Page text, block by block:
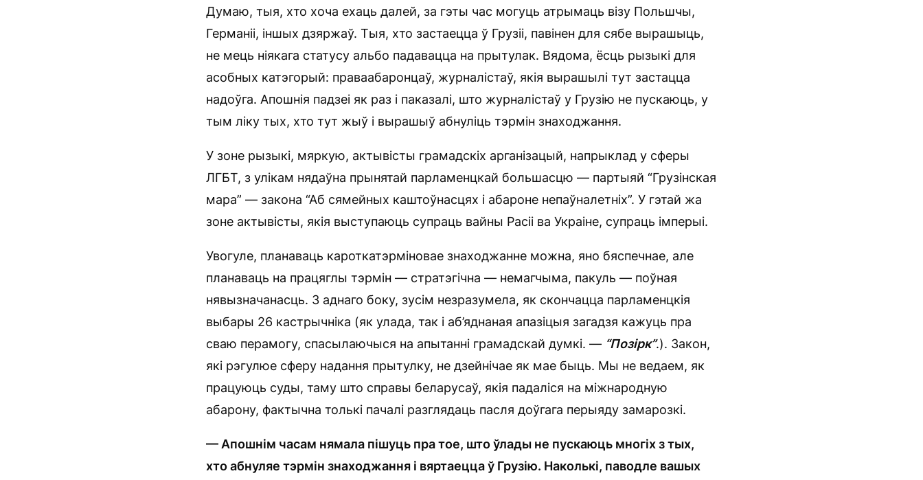
Думаю, тыя, хто хоча ехаць далей, за гэты час могуць атрымаць візу Польшчы,
Германіі, іншых дзяржаў. Тыя, хто застаецца ў Грузіі, павінен для сябе вырашыць,
не мець ніякага статусу альбо падавацца на прытулак. Вядома, ёсць рызыкі для
асобных катэгорый: праваабаронцаў, журналістаў, якія вырашылі тут застацца
надоўга. Апошнія падзеі як раз і паказалі, што журналістаў у Грузію не пускаюць, у
тым ліку тых, хто тут жыў і вырашыў абнуліць тэрмін знаходжання.
У зоне рызыкі, мяркую, актывісты грамадскіх арганізацый, напрыклад у сферы
ЛГБТ, з улікам нядаўна прынятай парламенцкай большасцю — партыяй “Грузінская
мара” — закона “Аб сямейных каштоўнасцях і абароне непаўналетніх”. У гэтай жа
зоне актывісты, якія выступаюць супраць вайны Расіі ва Украіне, супраць імперыі.
Увогуле, планаваць кароткатэрміновае знаходжанне можна, яно бяспечнае, але
планаваць на працяглы тэрмін — стратэгічна — немагчыма, пакуль — поўная
нявызначанасць. З аднаго боку, зусім незразумела, як скончацца парламенцкія
выбары 26 кастрычніка (як улада, так і аб’яднаная апазіцыя загадзя кажуць пра
сваю перамогу, спасылаючыся на апытанні грамадскай думкі. — “Позірк”.). Закон,
які рэгулюе сферу надання прытулку, не дзейнічае як мае быць. Мы не ведаем, як
працуюць суды, таму што справы беларусаў, якія падаліся на міжнародную
абарону, фактычна толькі пачалі разглядаць пасля доўгага перыяду замарозкі.
— Апошнім часам нямала пішуць пра тое, што ўлады не пускаюць многіх з тых,
хто абнуляе тэрмін знаходжання і вяртаецца ў Грузію. Наколькі, паводле вашых